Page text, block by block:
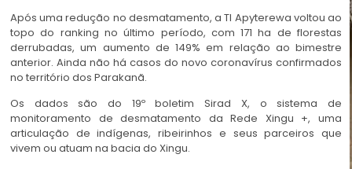
Após uma redução no desmatamento, a TI Apyterewa voltou ao
topo do ranking no último período, com 171 ha de florestas
derrubadas, um aumento de 149% em relação ao bimestre
anterior. Ainda não há casos do novo coronavírus confirmados
no território dos Parakanã.
Os dados são do 19º boletim Sirad X, o sistema de
monitoramento de desmatamento da Rede Xingu +, uma
articulação de indígenas, ribeirinhos e seus parceiros que
vivem ou atuam na bacia do Xingu.